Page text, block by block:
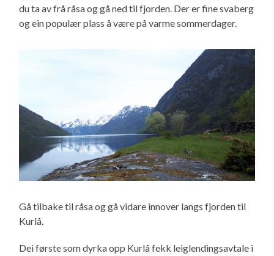
du ta av frå råsa og gå ned til fjorden. Der er fine svaberg
og ein populær plass å være på varme sommerdager.
Gå tilbake til råsa og gå vidare innover langs fjorden til
Kurlå.
Dei første som dyrka opp Kurlå fekk leiglendingsavtale i